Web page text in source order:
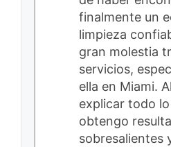
finalmente un
limpieza
gran molestia
servicios,
ella en Miami.
explicar todo
obtengo
sobresalientes